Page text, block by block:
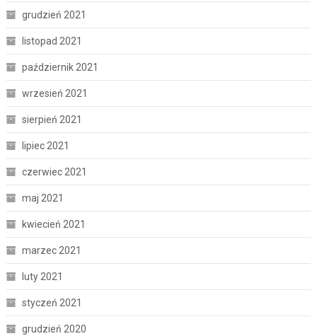
grudzień 2021
listopad 2021
październik 2021
wrzesień 2021
sierpień 2021
lipiec 2021
czerwiec 2021
maj 2021
kwiecień 2021
marzec 2021
luty 2021
styczeń 2021
grudzień 2020